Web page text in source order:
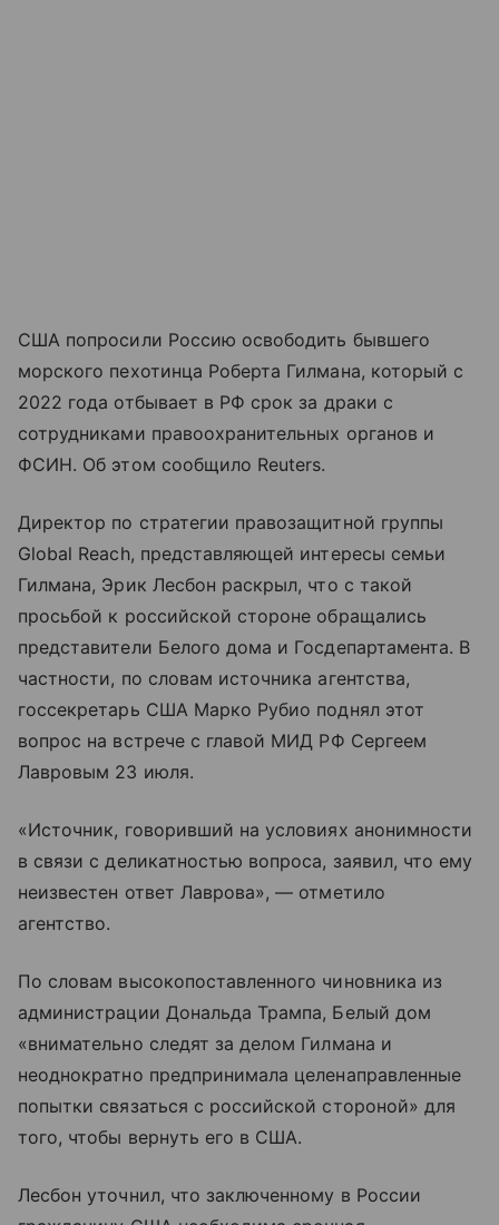
США попросили Россию освободить бывшего
морского пехотинца Роберта Гилмана, который с
2022 года отбывает в РФ срок за драки с
сотрудниками правоохранительных органов и
ФСИН. Об этом сообщило Reuters.
Директор по стратегии правозащитной группы
Global Reach, представляющей интересы семьи
Гилмана, Эрик Лесбон раскрыл, что с такой
просьбой к российской стороне обращались
представители Белого дома и Госдепартамента. В
частности, по словам источника агентства,
госсекретарь США Марко Рубио поднял этот
вопрос на встрече с главой МИД РФ Сергеем
Лавровым 23 июля.
«Источник, говоривший на условиях анонимности
в связи с деликатностью вопроса, заявил, что ему
неизвестен ответ Лаврова», — отметило
агентство.
По словам высокопоставленного чиновника из
администрации Дональда Трампа, Белый дом
«внимательно следят за делом Гилмана и
неоднократно предпринимала целенаправленные
попытки связаться с российской стороной» для
того, чтобы вернуть его в США.
Лесбон уточнил, что заключенному в России